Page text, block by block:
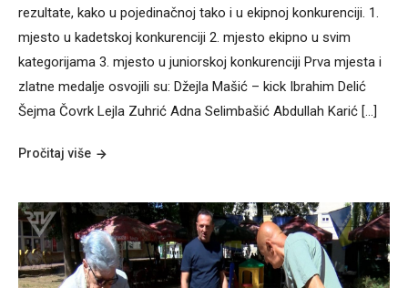
rezultate, kako u pojedinačnoj tako i u ekipnoj konkurenciji. 1.
mjesto u kadetskoj konkurenciji 2. mjesto ekipno u svim
kategorijama 3. mjesto u juniorskoj konkurenciji Prva mjesta i
zlatne medalje osvojili su: Džejla Mašić – kick Ibrahim Delić
Šejma Čovrk Lejla Zuhrić Adna Selimbašić Abdullah Karić […]
Pročitaj više